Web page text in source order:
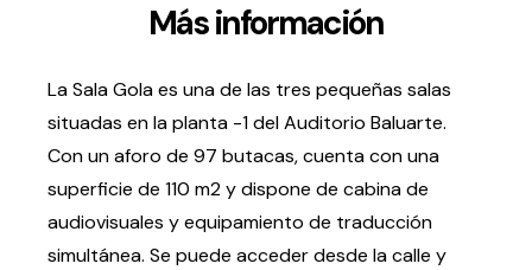
Suscríbete a la newsletter
Entradas
Histórico
Organiza
Más información
La Sala Gola es una de las tres pequeñas salas
situadas en la planta -1 del Auditorio Baluarte.
Con un aforo de 97 butacas, cuenta con una
superficie de 110 m2 y dispone de cabina de
audiovisuales y equipamiento de traducción
simultánea. Se puede acceder desde la calle y